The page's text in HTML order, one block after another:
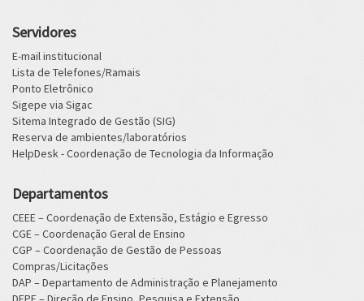
Servidores
E-mail institucional
Lista de Telefones/Ramais
Ponto Eletrônico
Sigepe via Sigac
Sitema Integrado de Gestão (SIG)
Reserva de ambientes/laboratórios
HelpDesk - Coordenação de Tecnologia da Informação
Departamentos
CEEE – Coordenação de Extensão, Estágio e Egresso
CGE – Coordenação Geral de Ensino
CGP – Coordenação de Gestão de Pessoas
Compras/Licitações
DAP – Departamento de Administração e Planejamento